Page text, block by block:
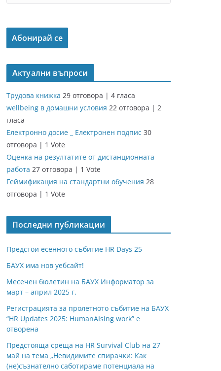
Актуални въпроси
Трудова книжка 29 отговора | 4 гласа
wellbeing в домашни условия 22 отговора | 2
гласа
Електронно досие _ Електронен подпис 30
отговора | 1 Vote
Оценка на резултатите от дистанционната
работа 27 отговора | 1 Vote
Геймификация на стандартни обучения 28
отговора | 1 Vote
Последни публикации
Предстои есенното събитие HR Days 25
БАУХ има нов уебсайт!
Месечен бюлетин на БАУХ Информатор за
март – април 2025 г.
Регистрацията за пролетното събитие на БАУХ
“HR Updates 2025: HumanAIsing work” е
отворена
Предстояща среща на HR Survival Club на 27
май на тема „Невидимите спирачки: Как
(не)съзнателно саботираме потенциала на